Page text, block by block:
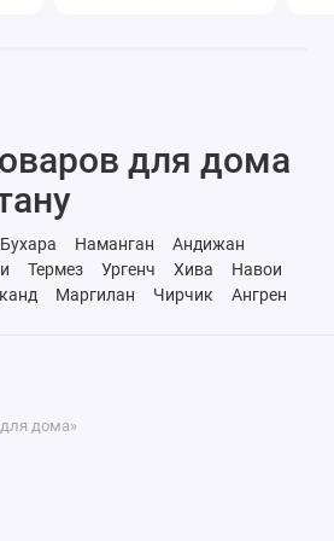
для дома
Бухара Наманган
Андижан
Термез Ургенч Хива
Навои
Маргилан Чирчик
Ангрен
дома»